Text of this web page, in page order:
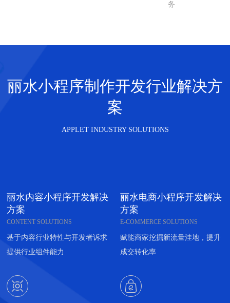
务
丽水小程序制作开发行业解决方
案
APPLET INDUSTRY SOLUTIONS
丽水内容小程序开发解决
方案
CONTENT SOLUTIONS
基于内容行业特性与开发者诉求
提供行业组件能力

丽水电商小程序开发解决
方案
E-COMMERCE SOLUTIONS
赋能商家挖掘新流量洼地，提升
成交转化率
